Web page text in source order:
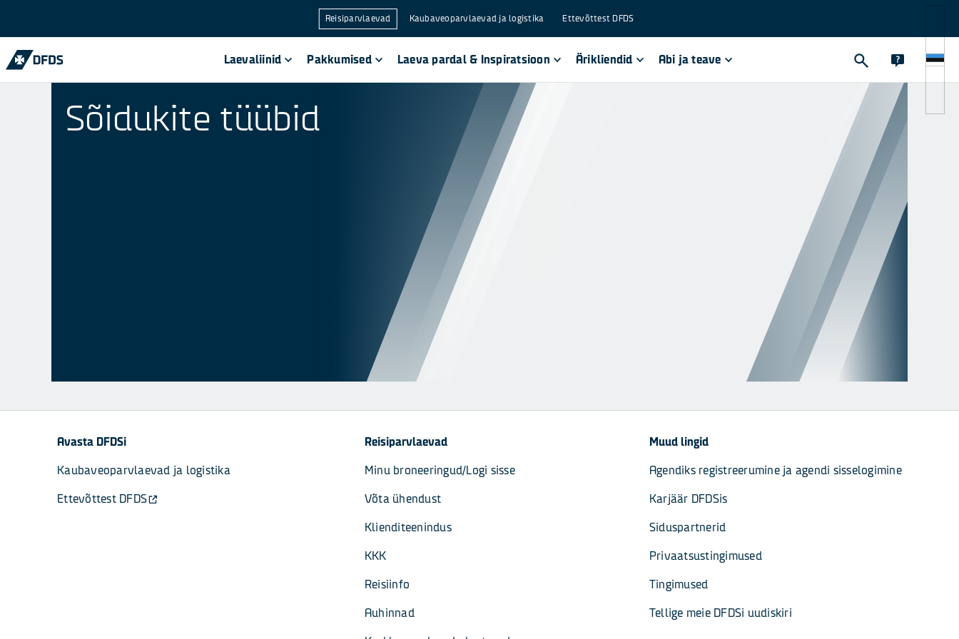
Reisiparvlaevad Kaubaveoparvlaevad ja logistika Ettevõttest DFDS
Laevaliinid Pakkumised Laeva pardal & Inspiratsioon Ärikliendid Abi ja teave
Sõidukite tüübid
Avasta DFDSi
Kaubaveoparvlaevad ja logistika
Ettevõttest DFDS
Reisiparvlaevad
Minu broneeringud/Logi sisse
Võta ühendust
Klienditeenindus
KKK
Reisiinfo
Auhinnad
Muud lingid
Agendiks registreerumine ja agendi sisselogimine
Karjäär DFDSis
Siduspartnerid
Privaatsustingimused
Tingimused
Tellige meie DFDSi uudiskiri